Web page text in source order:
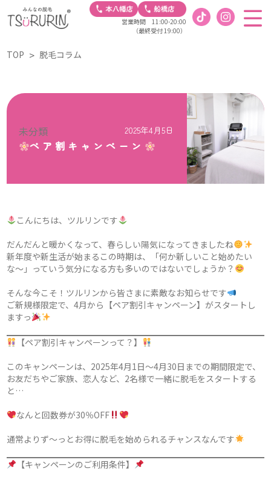
営業時間 11:00-20:00
（最終受付 19:00）
TOP 脱毛コラム
未分類 2025年4月5日
ペア割キャンペーン
こんにちは、ツルリンです
だんだんと暖かくなって、春らしい陽気になってきましたね
新年度や新生活が始まるこの時期は、「何か新しいこと始めたい
な〜」っていう気分になる方も多いのではないでしょうか？
そんな今こそ！ツルリンから皆さまに素敵なお知らせです
ご新規様限定で、4月から【ペア割引キャンペーン】がスタートし
ますっ
【ペア割引キャンペーンって？】
このキャンペーンは、2025年4月1日〜4月30日までの期間限定で、
お友だちやご家族、恋人など、2名様で一緒に脱毛をスタートする
と…
なんと回数券が30％OFF
通常よりず〜っとお得に脱毛を始められるチャンスなんです
【キャンペーンのご利用条件】